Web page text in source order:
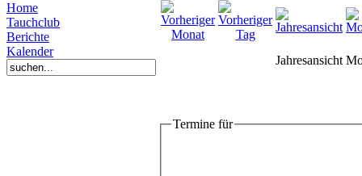
Home
Tauchclub
Berichte
Kalender
Jahresansicht
Termine für